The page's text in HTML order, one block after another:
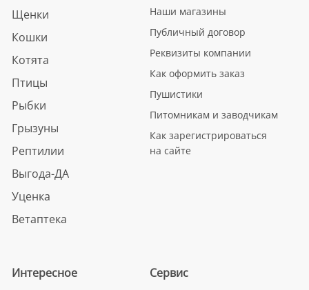
Щенки
Кошки
Котята
Птицы
Рыбки
Грызуны
Рептилии
Выгода-ДА
Уценка
Ветаптека
Наши магазины
Публичный договор
Реквизиты компании
Как оформить заказ
Пушистики
Питомникам и заводчикам
Как зарегистрироваться
на сайте
Интересное Сервис